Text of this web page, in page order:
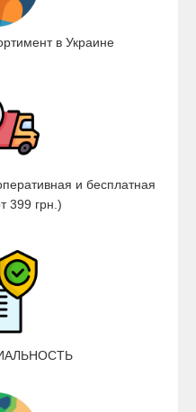
в Украине
и бесплатная
399 грн.)